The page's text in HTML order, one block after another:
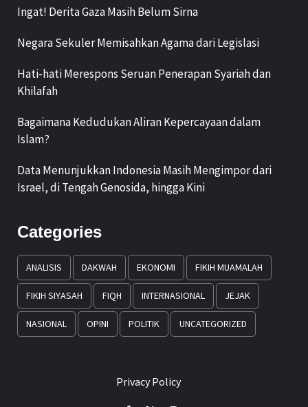
Ingat! Derita Gaza Masih Belum Sirna
Negara Sekuler Memisahkan Agama dari Legislasi
Hati-hati Merespons Seruan Penerapan Syariah dan
Khilafah
Bagaimana Kedudukan Aliran Kepercayaan dalam
Islam?
Data Menunjukkan Indonesia Masih Mengimpor dari
Israel, di Tengah Genosida, hingga Kini
Categories
ANALISIS DAKWAH EKONOMI FIKIH MUAMALAH
FIKIH SIYASAH FIQH INTERNASIONAL JEJAK
NASIONAL OPINI POLITIK UNCATEGORIZED
Privacy Policy